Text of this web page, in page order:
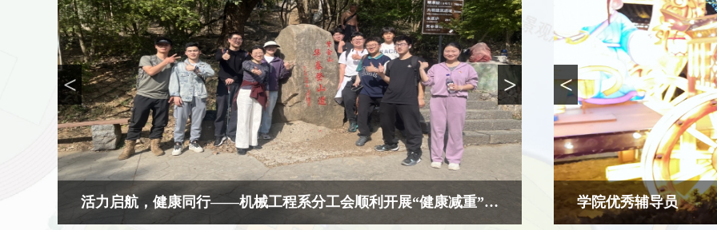
活力启航，健康同行——机械工程系分工会顺利开展“健康减重”系列活动
< >
学院优秀辅导员
<